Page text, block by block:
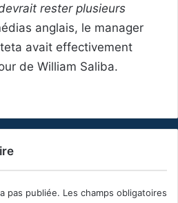
rester plusieurs
anglais, le manager
avait effectivement
de William Saliba.
pas publiée. Les champs obligatoires